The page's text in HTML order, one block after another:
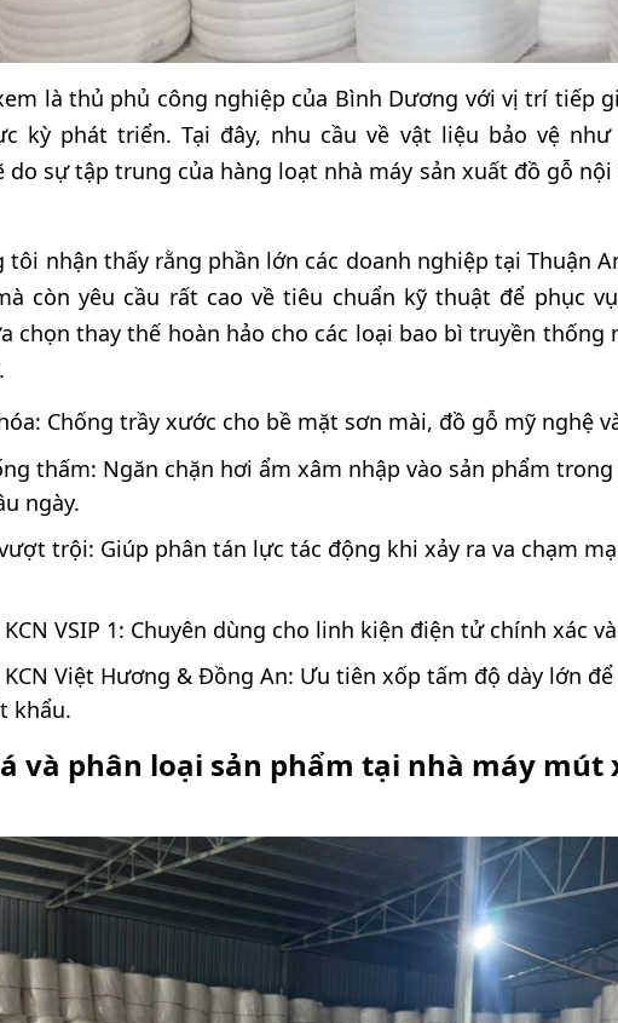
là thủ phủ công nghiệp của Bình Dương với vị trí tiếp
kỳ phát triển. Tại đây, nhu cầu về vật liệu bảo vệ
sự tập trung của hàng loạt nhà máy sản xuất đồ gỗ
tôi nhận thấy rằng phần lớn các doanh nghiệp tại Thuận
còn yêu cầu rất cao về tiêu chuẩn kỹ thuật để phục
chọn thay thế hoàn hảo cho các loại bao bì truyền
Chống trầy xước cho bề mặt sơn mài, đồ gỗ mỹ nghệ
thấm: Ngăn chặn hơi ẩm xâm nhập vào sản phẩm
ngày.
trội: Giúp phân tán lực tác động khi xảy ra va chạm
VSIP 1: Chuyên dùng cho linh kiện điện tử chính xác
Việt Hương & Đồng An: Ưu tiên xốp tấm độ dày lớn
khẩu.
và phân loại sản phẩm tại nhà máy mút